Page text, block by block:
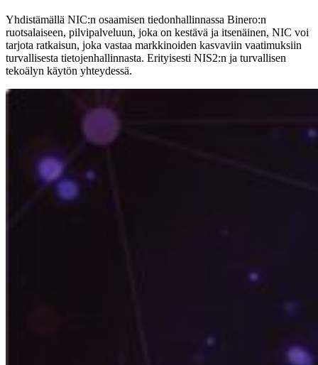
Yhdistämällä NIC:n osaamisen tiedonhallinnassa Binero:n
ruotsalaiseen, pilvipalveluun, joka on kestävä ja itsenäinen, NIC voi
tarjota ratkaisun, joka vastaa markkinoiden kasvaviin vaatimuksiin
turvallisesta tietojenhallinnasta. Erityisesti NIS2:n ja turvallisen
tekoälyn käytön yhteydessä.